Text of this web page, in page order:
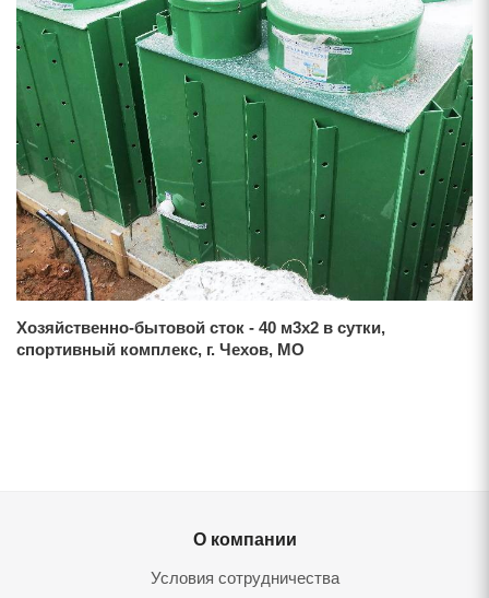
Хозяйственно-бытовой сток - 40 м3х2 в сутки,
спортивный комплекс, г. Чехов, МО
О компании
Условия сотрудничества